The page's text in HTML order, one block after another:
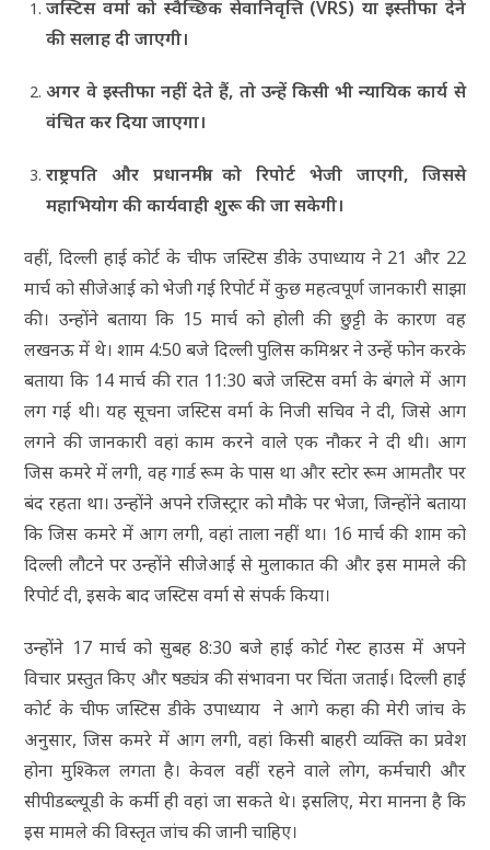
जस्टिस वर्मा को स्वैच्छिक सेवानिवृत्ति (VRS) या इस्तीफा देने
की सलाह दी जाएगी।
अगर वे इस्तीफा नहीं देते हैं, तो उन्हें किसी भी न्यायिक कार्य से
वंचित कर दिया जाएगा।
राष्ट्रपति और प्रधानमंत्री को रिपोर्ट भेजी जाएगी, जिससे
महाभियोग की कार्यवाही शुरू की जा सकेगी।
वहीं, दिल्ली हाई कोर्ट के चीफ जस्टिस डीके उपाध्याय ने 21 और 22
मार्च को सीजेआई को भेजी गई रिपोर्ट में कुछ महत्वपूर्ण जानकारी साझा
की। उन्होंने बताया कि 15 मार्च को होली की छुट्टी के कारण वह
लखनऊ में थे। शाम 4:50 बजे दिल्ली पुलिस कमिश्नर ने उन्हें फोन करके
बताया कि 14 मार्च की रात 11:30 बजे जस्टिस वर्मा के बंगले में आग
लग गई थी। यह सूचना जस्टिस वर्मा के निजी सचिव ने दी, जिसे आग
लगने की जानकारी वहां काम करने वाले एक नौकर ने दी थी। आग
जिस कमरे में लगी, वह गार्ड रूम के पास था और स्टोर रूम आमतौर पर
बंद रहता था। उन्होंने अपने रजिस्ट्रार को मौके पर भेजा, जिन्होंने बताया
कि जिस कमरे में आग लगी, वहां ताला नहीं था। 16 मार्च की शाम को
दिल्ली लौटने पर उन्होंने सीजेआई से मुलाकात की और इस मामले की
रिपोर्ट दी, इसके बाद जस्टिस वर्मा से संपर्क किया।
उन्होंने 17 मार्च को सुबह 8:30 बजे हाई कोर्ट गेस्ट हाउस में अपने
विचार प्रस्तुत किए और षड्यंत्र की संभावना पर चिंता जताई। दिल्ली हाई
कोर्ट के चीफ जस्टिस डीके उपाध्याय ने आगे कहा की मेरी जांच के
अनुसार, जिस कमरे में आग लगी, वहां किसी बाहरी व्यक्ति का प्रवेश
होना मुश्किल लगता है। केवल वहीं रहने वाले लोग, कर्मचारी और
सीपीडब्ल्यूडी के कर्मी ही वहां जा सकते थे। इसलिए, मेरा मानना है कि
इस मामले की विस्तृत जांच की जानी चाहिए।